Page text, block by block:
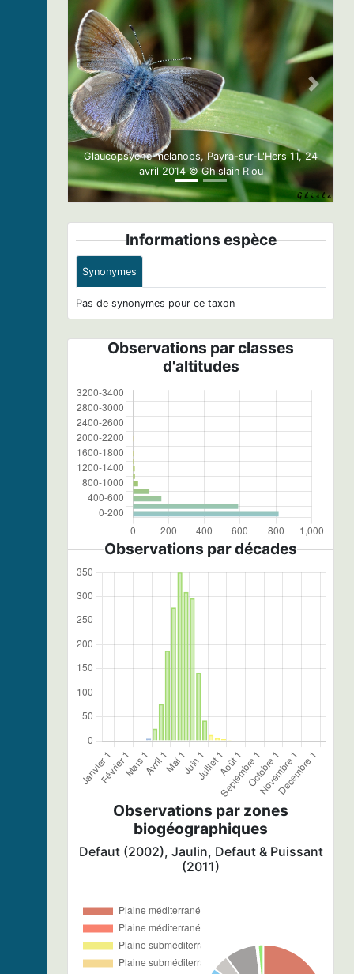
Glaucopsyche melanops, Payra-sur-L'Hers 11, 24
avril 2014 © Ghislain Riou
Previous Next
Informations espèce
Synonymes
Pas de synonymes pour ce taxon
Observations par classes
d'altitudes
Observations par décades
Observations par zones
biogéographiques
Defaut (2002), Jaulin, Defaut & Puissant
(2011)